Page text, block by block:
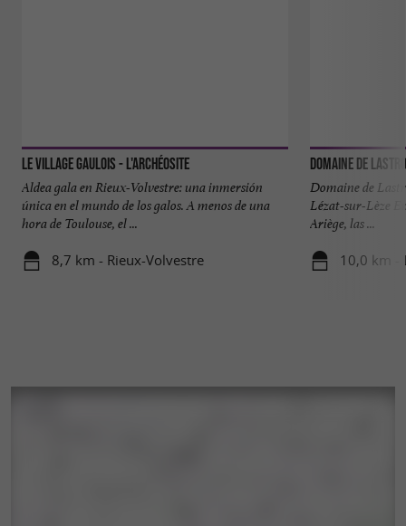
Le Village Gaulois - L'Archéosite
Aldea gala en Rieux-Volvestre: una inmersión
única en el mundo de los galos. A menos de una
hora de Toulouse, el ...
8,7 km - Rieux-Volvestre
Domaine de
Domaine de
Lézat-sur-Lèze
Ariège, las ...
10,0 km -